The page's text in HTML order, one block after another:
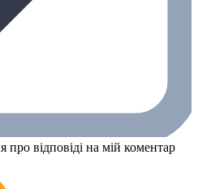
відповіді на мій коментар